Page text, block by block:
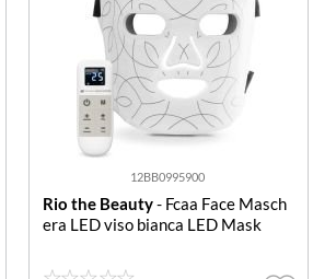
12BB0995900
Rio the Beauty- Fcaa Face Masch
era LED viso bianca LED Mask